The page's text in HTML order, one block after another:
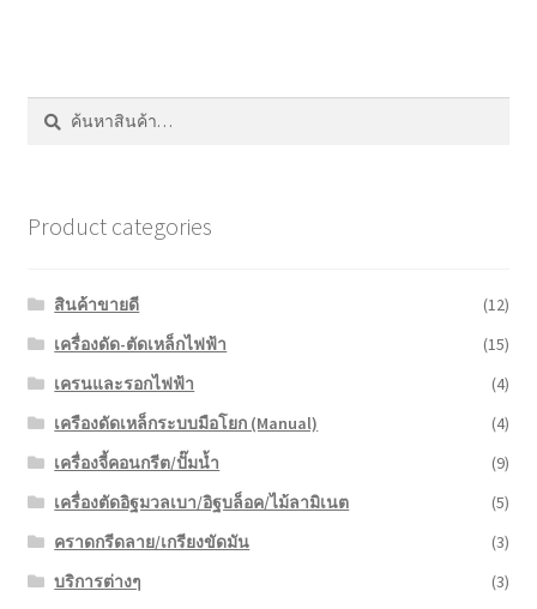
ค้นหา:
ค้นหา
Product categories
สินค้าขายดี
(12)
เครื่องดัด-ตัดเหล็กไฟฟ้า
(15)
เครนและรอกไฟฟ้า
(4)
เครืองดัดเหล็กระบบมือโยก (Manual)
(4)
เครื่องจี้คอนกรีต/ปั๊มน้ำ
(9)
เครื่องตัดอิฐมวลเบา/อิฐบล็อค/ไม้ลามิเนต
(5)
คราดกรีดลาย/เกรียงขัดมัน
(3)
บริการต่างๆ
(3)